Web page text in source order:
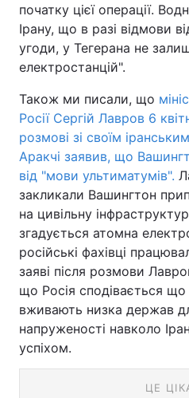
початку цієї операції.
Ірану, що в разі відмови
угоди, у Тегерана не
електростанцій".
Також ми писали, що
Росії Сергій Лавров 6
розмові зі своїм
Аракчі заявив, що
від "мови ультиматумів".
закликали Вашингтон
на цивільну
згадується атомна
російські фахівці
заяві після розмови
що Росія сподівається що
вживають низка держав
напруженості навколо
успіхом.